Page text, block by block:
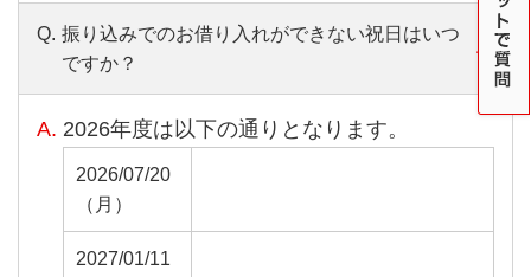
Q. 振り込みでのお借り入れができない祝日はいつ
ですか？
A. 2026年度は以下の通りとなります。
2026/07/20
（月）
2027/01/11